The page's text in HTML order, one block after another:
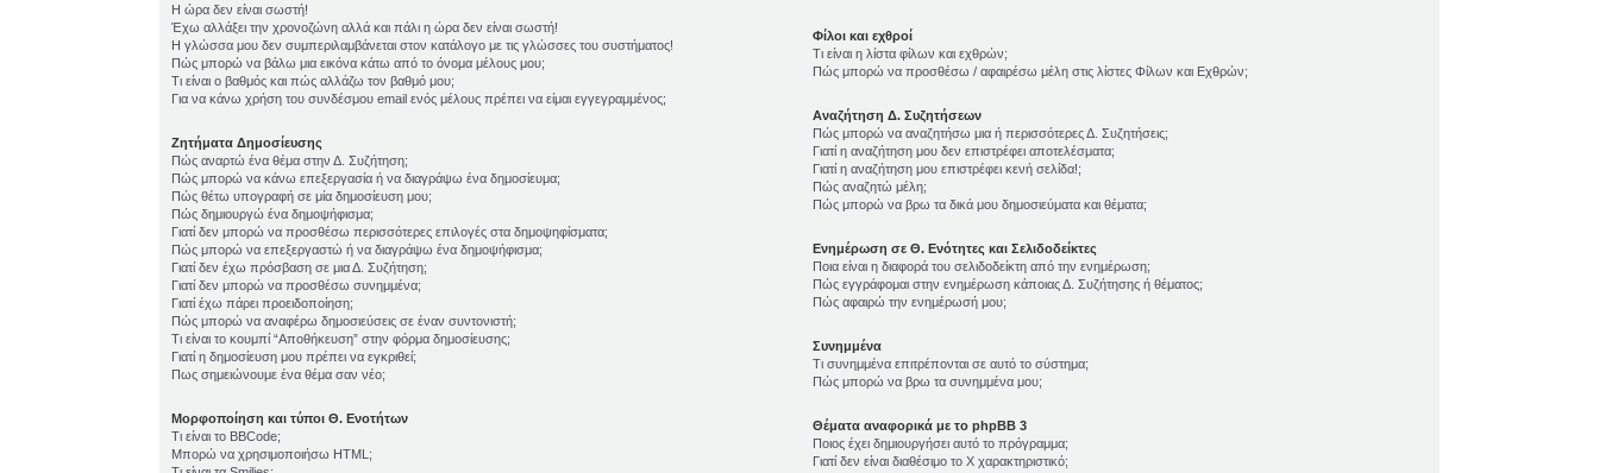
Η ώρα δεν είναι σωστή!
Έχω αλλάξει την χρονοζώνη αλλά και πάλι η ώρα δεν είναι σωστή!
Η γλώσσα μου δεν συμπεριλαμβάνεται στον κατάλογο με τις γλώσσες του συστήματος!
Πώς μπορώ να βάλω μια εικόνα κάτω από το όνομα μέλους μου;
Τι είναι ο βαθμός και πώς αλλάζω τον βαθμό μου;
Για να κάνω χρήση του συνδέσμου email ενός μέλους πρέπει να είμαι εγγεγραμμένος;
Ζητήματα Δημοσίευσης
Πώς αναρτώ ένα θέμα στην Δ. Συζήτηση;
Πώς μπορώ να κάνω επεξεργασία ή να διαγράψω ένα δημοσίευμα;
Πώς θέτω υπογραφή σε μία δημοσίευση μου;
Πώς δημιουργώ ένα δημοψήφισμα;
Γιατί δεν μπορώ να προσθέσω περισσότερες επιλογές στα δημοψηφίσματα;
Πώς μπορώ να επεξεργαστώ ή να διαγράψω ένα δημοψήφισμα;
Γιατί δεν έχω πρόσβαση σε μια Δ. Συζήτηση;
Γιατί δεν μπορώ να προσθέσω συνημμένα;
Γιατί έχω πάρει προειδοποίηση;
Πώς μπορώ να αναφέρω δημοσιεύσεις σε έναν συντονιστή;
Τι είναι το κουμπί “Αποθήκευση” στην φόρμα δημοσίευσης;
Γιατί η δημοσίευση μου πρέπει να εγκριθεί;
Πως σημειώνουμε ένα θέμα σαν νέο;
Μορφοποίηση και τύποι Θ. Ενοτήτων
Τι είναι το BBCode;
Μπορώ να χρησιμοποιήσω HTML;
Φίλοι και εχθροί
Τι είναι η λίστα φίλων και εχθρών;
Πώς μπορώ να προσθέσω / αφαιρέσω μέλη στις λίστες Φίλων και Εχθρών;
Αναζήτηση Δ. Συζητήσεων
Πώς μπορώ να αναζητήσω μια ή περισσότερες Δ. Συζητήσεις;
Γιατί η αναζήτηση μου δεν επιστρέφει αποτελέσματα;
Γιατί η αναζήτηση μου επιστρέφει κενή σελίδα!;
Πώς αναζητώ μέλη;
Πώς μπορώ να βρω τα δικά μου δημοσιεύματα και θέματα;
Ενημέρωση σε Θ. Ενότητες και Σελιδοδείκτες
Ποια είναι η διαφορά του σελιδοδείκτη από την ενημέρωση;
Πώς εγγράφομαι στην ενημέρωση κάποιας Δ. Συζήτησης ή θέματος;
Πώς αφαιρώ την ενημέρωσή μου;
Συνημμένα
Τι συνημμένα επιτρέπονται σε αυτό το σύστημα;
Πώς μπορώ να βρω τα συνημμένα μου;
Θέματα αναφορικά με το phpBB 3
Ποιος έχει δημιουργήσει αυτό το πρόγραμμα;
Γιατί δεν είναι διαθέσιμο το Χ χαρακτηριστικό;